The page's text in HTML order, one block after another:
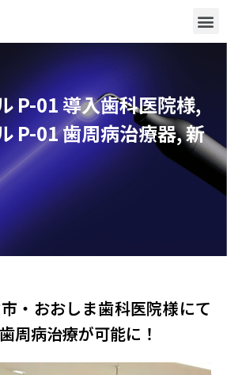
P-01 導入歯科医院様,
P-01 歯周病治療器,新
市・おおしま歯科医院様​にて
周病治療が可能に！